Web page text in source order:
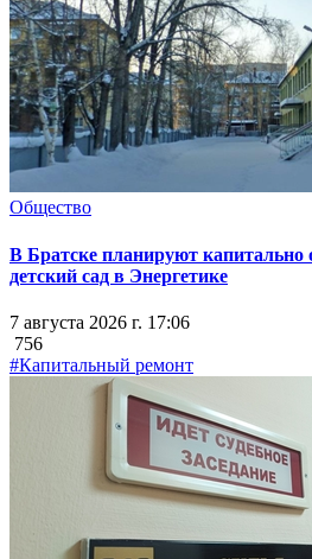
Общество
В Братске планируют капитально
детский сад в Энергетике
7 августа 2026 г. 17:06
756
#Капитальный ремонт